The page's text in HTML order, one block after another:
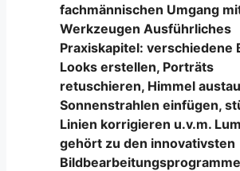
fachmännischen Umgang
Werkzeugen Ausführliches
Praxiskapitel: verschiedene
Looks erstellen, Porträts
retuschieren, Himmel
Sonnenstrahlen einfügen,
Linien korrigieren u.v.m.
gehört zu den innovativsten